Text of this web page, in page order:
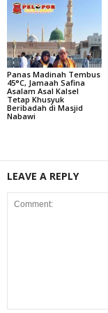
Panas Madinah Tembus
45°C, Jamaah Safina
Asalam Asal Kalsel
Tetap Khusyuk
Beribadah di Masjid
Nabawi
LEAVE A REPLY